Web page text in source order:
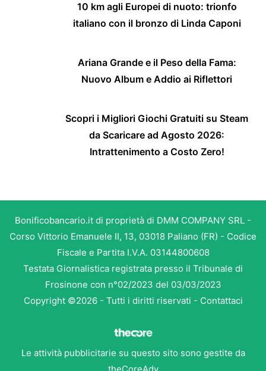
10 km agli Europei di nuoto: trionfo
italiano con il bronzo di Linda Caponi
Ariana Grande e il Peso della Fama:
Nuovo Album e Addio ai Riflettori
Scopri i Migliori Giochi Gratuiti su Steam
da Scaricare ad Agosto 2026:
Intrattenimento a Costo Zero!
Bonificobancario.it di proprietà di DMM COMPANY SRL -
Corso Vittorio Emanuele II, 13, 03018 Paliano (FR) - Codice
Fiscale e Partita I.V.A. 03144800608
Testata Giornalistica registrata presso il Tribunale di
Frosinone con n°02/2023 del 03/03/2023
Copyright ©2026 - Tutti i diritti riservati - Contattaci
Le attività pubblicitarie su questo sito sono gestite da